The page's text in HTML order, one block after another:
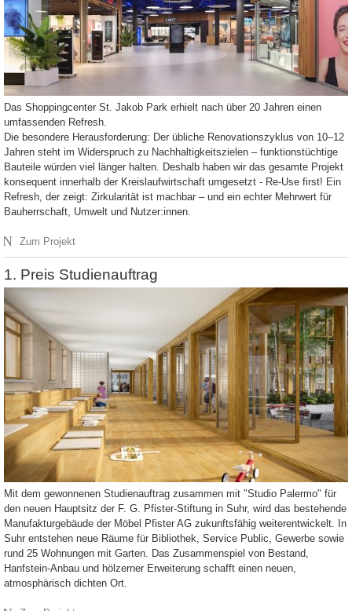
Das Shoppingcenter St. Jakob Park erhielt nach über 20 Jahren einen
umfassenden Refresh.
Die besondere Herausforderung: Der übliche Renovationszyklus von 10–12
Jahren steht im Widerspruch zu Nachhaltigkeitszielen – funktionstüchtige
Bauteile würden viel länger halten. Deshalb haben wir das gesamte Projekt
konsequent innerhalb der Kreislaufwirtschaft umgesetzt - Re-Use first! Ein
Refresh, der zeigt: Zirkularität ist machbar – und ein echter Mehrwert für
Bauherrschaft, Umwelt und Nutzer:innen.
N Zum Projekt
1. Preis Studienauftrag
Mit dem gewonnenen Studienauftrag zusammen mit "Studio Palermo" für
den neuen Hauptsitz der F. G. Pfister-Stiftung in Suhr, wird das bestehende
Manufakturgebäude der Möbel Pfister AG zukunftsfähig weiterentwickelt. In
Suhr entstehen neue Räume für Bibliothek, Service Public, Gewerbe sowie
rund 25 Wohnungen mit Garten. Das Zusammenspiel von Bestand,
Hanfstein-Anbau und hölzerner Erweiterung schafft einen neuen,
atmosphärisch dichten Ort.